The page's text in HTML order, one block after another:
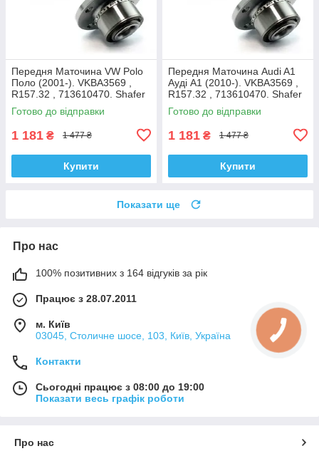
Передня Маточина VW Polo
Поло (2001-). VKBA3569 ,
R157.32 , 713610470. Shafer
Австрія
Готово до відправки
1 181 ₴ 1 477 ₴
Купити
Передня Маточина Audi A1
Ауді А1 (2010-). VKBA3569 ,
R157.32 , 713610470. Shafer
Австрія
Готово до відправки
1 181 ₴ 1 477 ₴
Купити
Показати ще
Про нас
100% позитивних з 164 відгуків за рік
Працює з 28.07.2011
м. Київ
03045, Столичне шосе, 103, Київ, Україна
Контакти
Сьогодні працює з 08:00 до 19:00
Показати весь графік роботи
Про нас